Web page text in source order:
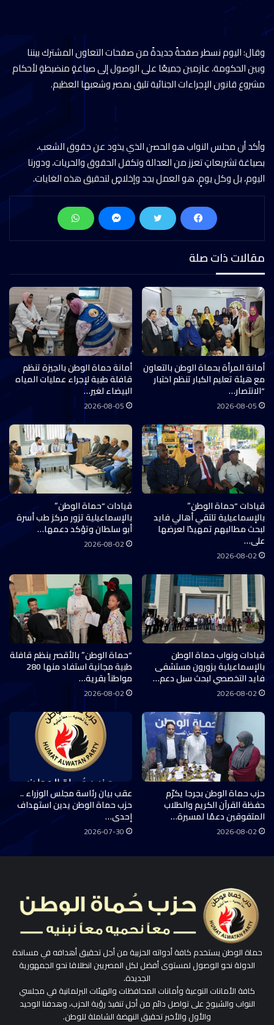
وقال: اليوم نسطر صفحةً جديدةً من صفحات التعاون المشترك بيننا
وبين الحكومة، عازمين جميعًا على الوصول إلى صياغةٍ منضبطةٍ لأحكام
مشروع قانون الإجراءات الجنائية تليق بمصر وشعبها العظيم.
وأكد أن مجلس النواب هو الحصن الذي يذود عن حقوق الشعب،
بصياغة تشريعاتٍ تعزز من العدالة وتكفل الحقوق والحريات، ودورنا
اليوم، بل وكل يومٍ، هو العمل بجد وإخلاصٍ لتحقيق هذه الغايات.
مقالات ذات صلة
أمانة المرأة بحماة الوطن بالتعاون
مع هيئة تعليم الكبار تنظم اختبار
“الانتصار…
2026-08-05
أمانة حماة الوطن بالجيزة تنظم
قافلة طبية لإجراء عمليات المياه
البيضاء لغير…
2026-08-05
قيادات “حماة الوطن”
بالإسماعيلية تلتقي أهالي فايد
لبحث مطالبهم تمهيدًا لعرضها
على…
2026-08-02
قيادات “حماة الوطن”
بالإسماعيلية تزور مركز طب أسرة
أبو سلطان وتؤكد دعمها…
2026-08-02
قيادات ونواب حماة الوطن
بالإسماعيلية يزورون مستشفى
فايد التخصصي لبحث سبل دعم…
2026-08-02
“حماة الوطن” بالأقصر ينظم قافلة
طبية مجانية استفاد منها 280
مواطناً بقرية…
2026-08-02
حزب حماة الوطن بجرجا يكرّم
حفظة القرآن الكريم والطلاب
المتفوقين دعمًا لمسيرة…
2026-08-02
عقب بيان رئاسة مجلس الوزراء ..
حزب حماة الوطن يدين استهداف
إحدى…
2026-07-30
حماة الوطن يستخدم كافة أدواته الحزبية من أجل تحقيق أهدافه في مساندة
الدولة نحو الوصول لمستوى أفضل لكل المصريين انطلاقا نحو الجمهورية
الجديدة.
كافة الأمانات النوعية وأمانات المحافظات والهيئات البرلمانية في مجلسي
النواب والشيوخ على تواصل دائم من أجل تنفيذ رؤية الحزب، وهدفنا الوحيد
والأول والأخير تحقيق النهضة الشاملة للوطن.